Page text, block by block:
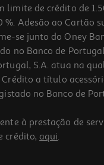
limite de crédito de
%. Adesão ao Cartão
se junto do Oney
no Banco de
S.A. atua na
a título
no Banco de
à prestação de
crédito, aqui.